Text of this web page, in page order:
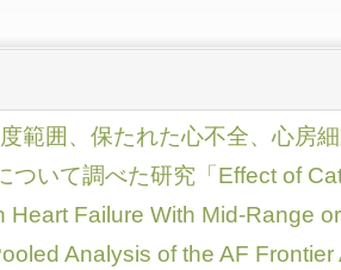
範囲、保たれた心不全、心房
ついて調べた研究「Effect of
Heart Failure With Mid-Range
Analysis of the AF